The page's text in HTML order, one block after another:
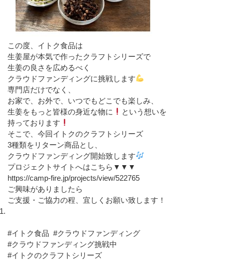
この度、イトク食品は
生姜屋が本気で作ったクラフトシリーズで
生姜の良さを広めるべく
クラウドファンディングに挑戦します
専門店だけでなく、
お家で、お外で、いつでもどこでも楽しみ、
生姜をもっと皆様の身近な物に
という想いを
持っております
そこで、今回イトクのクラフトシリーズ
3種類をリターン商品とし、
クラウドファンディング開始致します
プロジェクトサイトへはこちら ▼▼▼
https://camp-fire.jp/projects/view/522765
ご興味がありましたら
ご支援・ご協力の程、宜しくお願い致します！
#イトク食品 #クラウドファンディング
#クラウドファンディング挑戦中
#イトクのクラフトシリーズ